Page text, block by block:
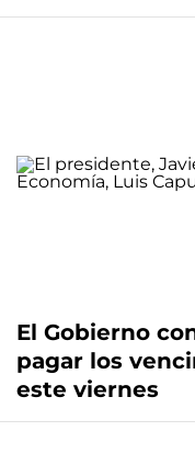
El Gobierno
pagar los
este viernes